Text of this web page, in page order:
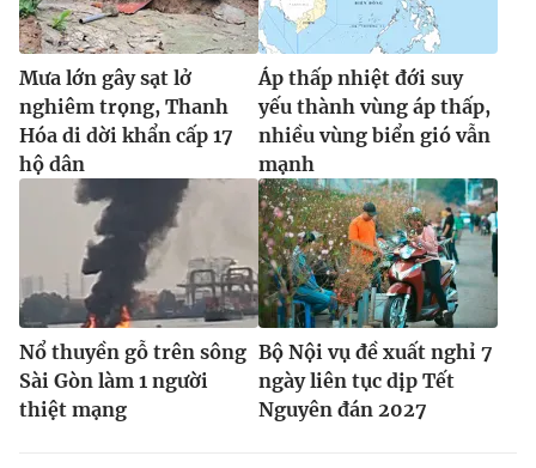
Mưa lớn gây sạt lở
nghiêm trọng, Thanh
Hóa di dời khẩn cấp 17
hộ dân
Áp thấp nhiệt đới suy
yếu thành vùng áp thấp,
nhiều vùng biển gió vẫn
mạnh
Nổ thuyền gỗ trên sông
Sài Gòn làm 1 người
thiệt mạng
Bộ Nội vụ đề xuất nghỉ 7
ngày liên tục dịp Tết
Nguyên đán 2027